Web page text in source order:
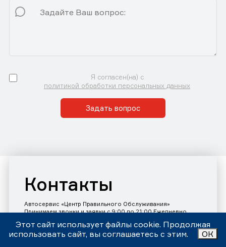
Я согласен(на) с
политикой обработки персональных данных
Задать вопрос
Контакты
Автосервис «Центр Правильного Обслуживания»
Принимаем звонки и заявки с 9:00 до 21:00 Ежедневно
Этот сайт использует файлы cookie. Продолжая
использовать сайт, вы соглашаетесь с этим.
ОК